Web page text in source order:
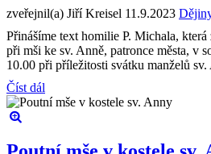
zveřejnil(a) Jiří Kreisel 11.9.2023
Přinášíme text homilie P. Michala,
při mši ke sv. Anně, patronce města, v
10.00 při příležitosti svátku manželů sv.
Číst dál